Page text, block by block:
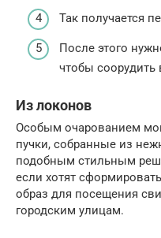
Так получается
После этого
чтобы соорудить
Из локонов
Особым очарованием
пучки, собранные из
подобным стильным
если хотят
образ для посещения
городским улицам.